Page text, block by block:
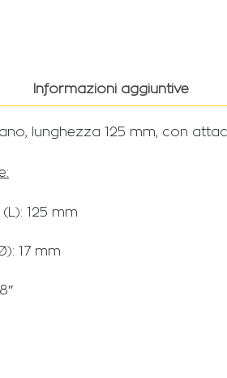
Informazioni aggiuntive
lunghezza 125 mm, con
125 mm
17 mm